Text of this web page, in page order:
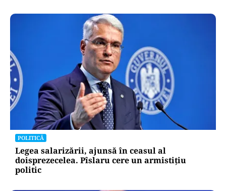
POLITICĂ
Legea salarizării, ajunsă în ceasul al
doisprezecelea. Pîslaru cere un armistițiu
politic